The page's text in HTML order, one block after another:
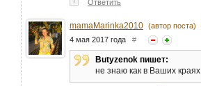
Ответить
mamaMarinka2010 (автор поста)
4 мая 2017 года #
Butyzenok пишет:
не знаю как в Ваших краях